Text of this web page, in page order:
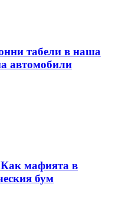
табели в наша
автомобили
Как мафията в
бум